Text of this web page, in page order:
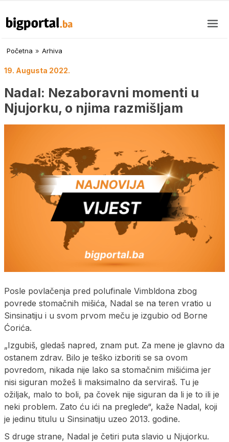
Početna » Arhiva
19. Augusta 2022.
Nadal: Nezaboravni momenti u
Njujorku, o njima razmišljam
Posle povlačenja pred polufinale Vimbldona zbog
povrede stomačnih mišića, Nadal se na teren vratio u
Sinsinatiju i u svom prvom meču je izgubio od Borne
Ćorića.
„Izgubiš, gledaš napred, znam put. Za mene je glavno da
ostanem zdrav. Bilo je teško izboriti se sa ovom
povredom, nikada nije lako sa stomačnim mišićima jer
nisi siguran možeš li maksimalno da serviraš. Tu je
ožiljak, malo to boli, pa čovek nije siguran da li je to ili je
neki problem. Zato ću ići na preglede“, kaže Nadal, koji
je jedinu titulu u Sinsinatiju uzeo 2013. godine.
S druge strane, Nadal je četiri puta slavio u Njujorku.